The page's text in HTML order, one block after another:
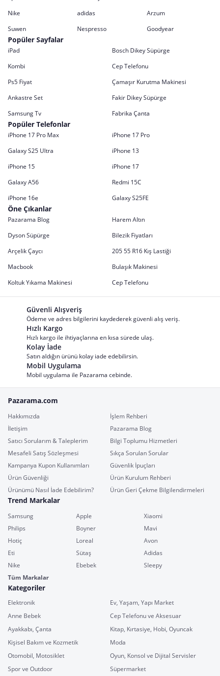
Nike
adidas
Arzum
Suwen
Nespresso Goodyear
Popüler Sayfalar
iPad
Bosch Dikey Süpürge
Kombi
Cep Telefonu
Ps5 Fiyat
Çamaşır Kurutma Makinesi
Ankastre Set
Fakir Dikey Süpürge
Samsung Tv
Fabrika Çanta
Popüler Telefonlar
iPhone 17 Pro Max
iPhone 17 Pro
Galaxy S25 Ultra
iPhone 13
iPhone 15
iPhone 17
Galaxy A56
Redmi 15C
iPhone 16e
Galaxy S25FE
Öne Çıkanlar
Pazarama Blog
Harem Altın
Dyson Süpürge
Bilezik Fiyatları
Arçelik Çaycı
205 55 R16 Kış Lastiği
Macbook
Bulaşık Makinesi
Koltuk Yıkama Makinesi
Cep Telefonu
Güvenli Alışveriş
Ödeme ve adres bilgilerini kaydederek güvenli alış veriş.
Hızlı Kargo
Hızlı kargo ile ihtiyaçlarına en kısa sürede ulaş.
Kolay İade
Satın aldığın ürünü kolay iade edebilirsin.
Mobil Uygulama
Mobil uygulama ile Pazarama cebinde.
Pazarama.com
Hakkımızda
İşlem Rehberi
İletişim
Pazarama Blog
Satıcı Sorularım & Taleplerim
Bilgi Toplumu Hizmetleri
Mesafeli Satış Sözleşmesi
Sıkça Sorulan Sorular
Kampanya Kupon Kullanımları
Güvenlik İpuçları
Ürün Güvenliği
Ürün Kurulum Rehberi
Ürünümü Nasıl İade Edebilirim?
Ürün Geri Çekme Bilgilendirmeleri
Trend Markalar
Samsung Apple
Xiaomi
Philips
Boyner
Mavi
Hotiç
Loreal
Avon
Eti
Sütaş
Adidas
Nike
Ebebek
Sleepy
Tüm Markalar
Kategoriler
Elektronik
Ev, Yaşam, Yapı Market
Anne Bebek
Cep Telefonu ve Aksesuar
Ayakkabı, Çanta
Kitap, Kırtasiye, Hobi, Oyuncak
Kişisel Bakım ve Kozmetik
Moda
Otomobil, Motosiklet
Oyun, Konsol ve Dijital Servisler
Spor ve Outdoor
Süpermarket